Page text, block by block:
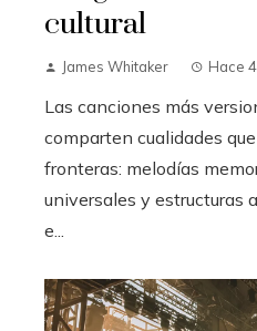
cultural
James Whitaker Hace
Las canciones más
comparten cualidades
fronteras: melodías
universales y estructuras
e...